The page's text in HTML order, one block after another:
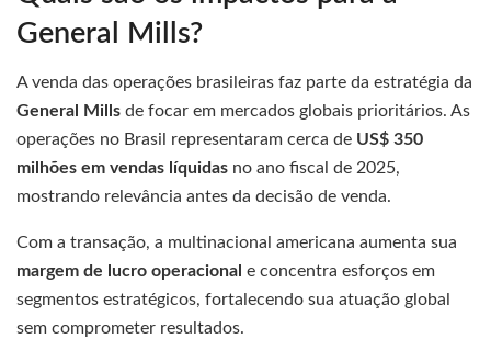
General Mills?
A venda das operações brasileiras faz parte da estratégia da
General Mills de focar em mercados globais prioritários. As
operações no Brasil representaram cerca de US$ 350
milhões em vendas líquidas no ano fiscal de 2025,
mostrando relevância antes da decisão de venda.
Com a transação, a multinacional americana aumenta sua
margem de lucro operacional e concentra esforços em
segmentos estratégicos, fortalecendo sua atuação global
sem comprometer resultados.